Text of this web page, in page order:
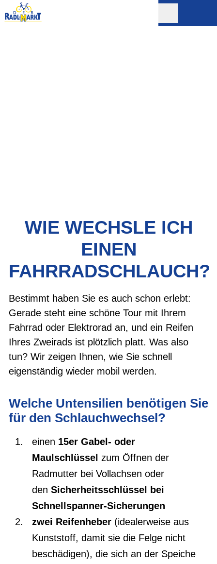
WIE WECHSLE ICH
EINEN
FAHRRADSCHLAUCH?
Bestimmt haben Sie es auch schon erlebt:
Gerade steht eine schöne Tour mit Ihrem
Fahrrad oder Elektrorad an, und ein Reifen
Ihres Zweirads ist plötzlich platt. Was also
tun? Wir zeigen Ihnen, wie Sie schnell
eigenständig wieder mobil werden.
Welche Untensilien benötigen Sie
für den Schlauchwechsel?
einen 15er Gabel- oder
Maulschlüssel zum Öffnen der
Radmutter bei Vollachsen oder
den Sicherheitsschlüssel bei
Schnellspanner-Sicherungen
zwei Reifenheber (idealerweise aus
Kunststoff, damit sie die Felge nicht
beschädigen), die sich an der Speiche